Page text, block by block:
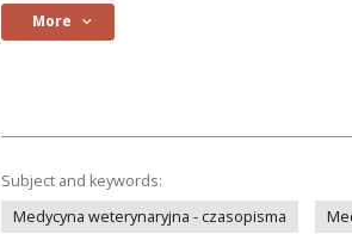
More
Subject and keywords:
Medycyna weterynaryjna - czasopisma